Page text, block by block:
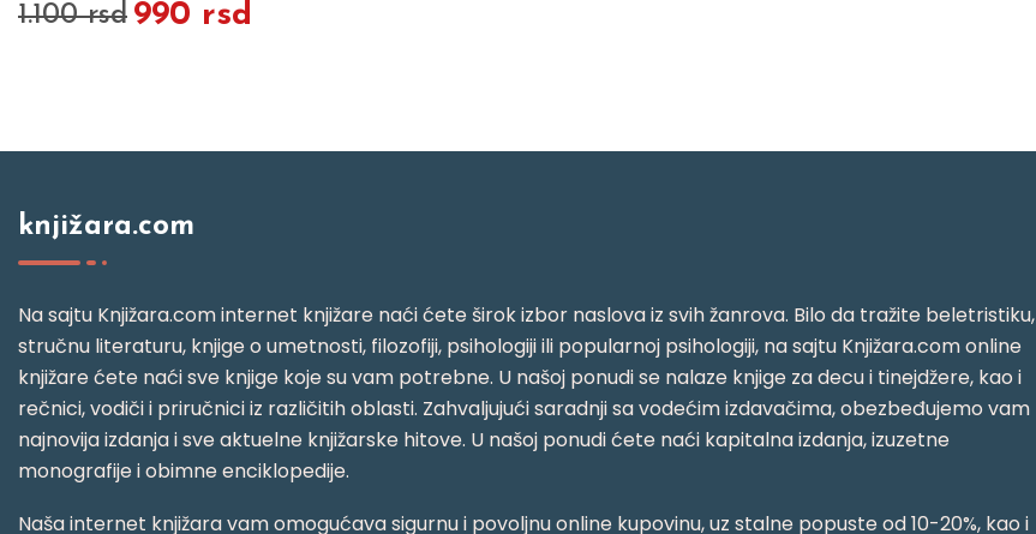
1.100 rsd 990 rsd
knjižara.com
Na sajtu Knjižara.com internet knjižare naći ćete širok izbor naslova iz svih žanrova. Bilo da tražite beletristiku,
stručnu literaturu, knjige o umetnosti, filozofiji, psihologiji ili popularnoj psihologiji, na sajtu Knjižara.com online
knjižare ćete naći sve knjige koje su vam potrebne. U našoj ponudi se nalaze knjige za decu i tinejdžere, kao i
rečnici, vodiči i priručnici iz različitih oblasti. Zahvaljujući saradnji sa vodećim izdavačima, obezbeđujemo vam
najnovija izdanja i sve aktuelne knjižarske hitove. U našoj ponudi ćete naći kapitalna izdanja, izuzetne
monografije i obimne enciklopedije.
Naša internet knjižara vam omogućava sigurnu i povoljnu online kupovinu, uz stalne popuste od 10-20%, kao i